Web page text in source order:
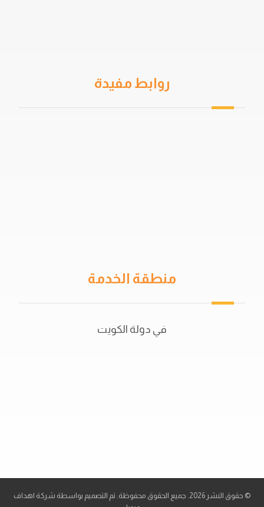
روابط مفيدة
منطقة الخدمة
في دولة الكويت
© حقوق النشر 2026. جميع الحقوق محفوظة. تم التصميم بواسطة شركة
اهداف